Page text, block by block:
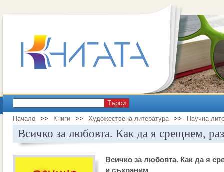
Търси
Начало >> Книги >> Художествена литература >> Научна
Всичко за любовта. Как да я срещнем,
Всичко за любовта. Как да я
и съхраним